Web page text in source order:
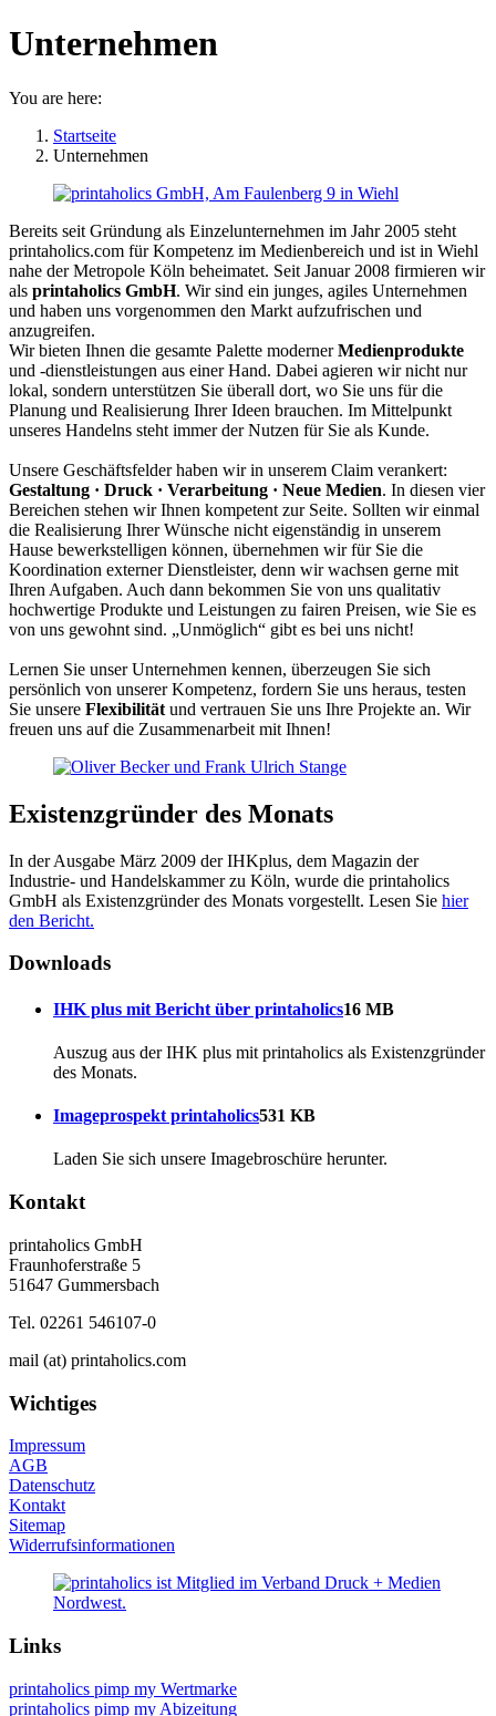
Unternehmen
You are here:
Startseite
Unternehmen
Bereits seit Gründung als Einzelunternehmen im Jahr 2005 steht
printaholics.com für Kompetenz im Medienbereich und ist in Wiehl
nahe der Metropole Köln beheimatet. Seit Januar 2008 firmieren wir
als printaholics GmbH. Wir sind ein junges, agiles Unternehmen
und haben uns vorgenommen den Markt aufzufrischen und
anzugreifen.
Wir bieten Ihnen die gesamte Palette modernerMedienprodukte
und -dienstleistungen aus einer Hand. Dabei agieren wir nicht nur
lokal, sondern unterstützen Sie überall dort, wo Sie uns für die
Planung und Realisierung Ihrer Ideen brauchen. Im Mittelpunkt
unseres Handelns steht immer der Nutzen für Sie als Kunde.
Unsere Geschäftsfelder haben wir in unserem Claim verankert:
Gestaltung · Druck · Verarbeitung · Neue Medien. In diesen vier
Bereichen stehen wir Ihnen kompetent zur Seite. Sollten wir einmal
die Realisierung Ihrer Wünsche nicht eigenständig in unserem
Hause bewerkstelligen können, übernehmen wir für Sie die
Koordination externer Dienstleister, denn wir wachsen gerne mit
Ihren Aufgaben. Auch dann bekommen Sie von uns qualitativ
hochwertige Produkte und Leistungen zu fairen Preisen, wie Sie es
von uns gewohnt sind. „Unmöglich“ gibt es bei uns nicht!
Lernen Sie unser Unternehmen kennen, überzeugen Sie sich
persönlich von unserer Kompetenz, fordern Sie uns heraus, testen
Sie unsere Flexibilität und vertrauen Sie uns Ihre Projekte an. Wir
freuen uns auf die Zusammenarbeit mit Ihnen!
Existenzgründer des Monats
In der Ausgabe März 2009 der IHKplus, dem Magazin der
Industrie- und Handelskammer zu Köln, wurde die printaholics
GmbH als Existenzgründer des Monats vorgestellt. Lesen Sie hier
den Bericht.
Downloads
IHK plus mit Bericht über printaholics16 MB
Auszug aus der IHK plus mit printaholics als Existenzgründer
des Monats.
Imageprospekt printaholics531 KB
Laden Sie sich unsere Imagebroschüre herunter.
Kontakt
printaholics GmbH
Fraunhoferstraße 5
51647 Gummersbach
Tel. 02261 546107-0
mail (at) printaholics.com
Wichtiges
Impressum
AGB
Datenschutz
Kontakt
Sitemap
Widerrufsinformationen
Links
printaholics pimp my Wertmarke
printaholics pimp my Abizeitung